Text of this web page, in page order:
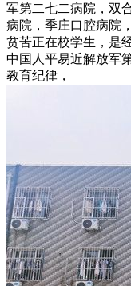
军第二七二病院，双
病院，季庄口腔病院
贫苦正在校学生，是
中国人平易近解放军
教育纪律，